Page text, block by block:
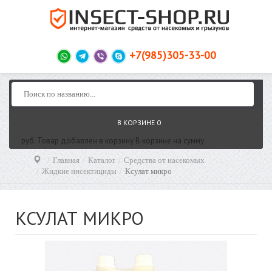
+7(985)305-33-00
В КОРЗИНЕ 0
руб. Товар добавлен в корзину В корзине на сумму
Главная Каталог
Средства от насекомых
Жидкие инсектициды
Ксулат микро
КСУЛАТ МИКРО